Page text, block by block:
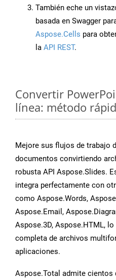
También eche un
basada en Swagger
Aspose.Cells para
la API REST.
Convertir
línea: método
Mejore sus flujos de trabajo
documentos convirtiendo
robusta API Aspose.Slides.
integra perfectamente con
como Aspose.Words,
Aspose.Email,
Aspose.3D, Aspose.HTML,
completa de archivos
aplicaciones.
Aspose.Total admite cientos